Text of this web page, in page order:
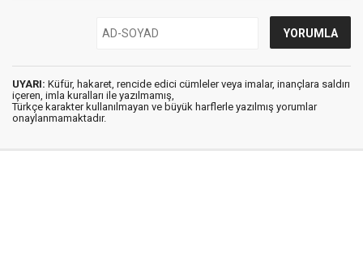
UYARI: Küfür, hakaret, rencide edici cümleler veya imalar, inançlara saldırı
içeren, imla kuralları ile yazılmamış,
Türkçe karakter kullanılmayan ve büyük harflerle yazılmış yorumlar
onaylanmamaktadır.